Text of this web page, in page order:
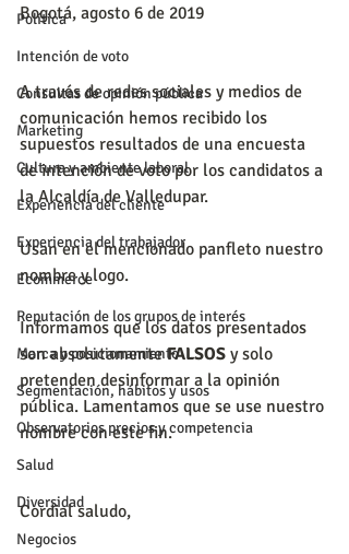
Política
Intención de voto
Consultas de opinión pública
Marketing
Cultura y ambiente laboral
Experiencia del cliente
Experiencia del trabajador
Ecommerce
Reputación de los grupos de interés
Marca y posicionamiento
Segmentación, hábitos y usos
Observatorios precios y competencia
Salud
Diversidad
Negocios
Bogotá, agosto 6 de 2019
A través de redes sociales y medios de
comunicación hemos recibido los
supuestos resultados de una encuesta
de intención de voto por los candidatos a
la Alcaldía de Valledupar.
Usan en el mencionado panfleto nuestro
nombre y logo.
Informamos que los datos presentados
son absolutamente FALSOS y solo
pretenden desinformar a la opinión
pública. Lamentamos que se use nuestro
nombre con este fin.
Cordial saludo,